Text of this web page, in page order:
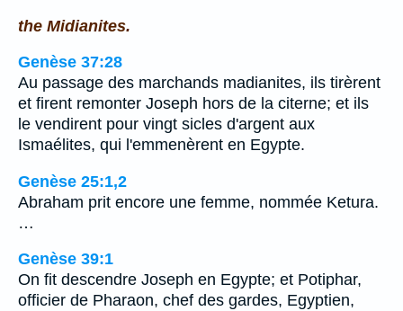
the Midianites.
Genèse 37:28
Au passage des marchands madianites, ils tirèrent
et firent remonter Joseph hors de la citerne; et ils
le vendirent pour vingt sicles d'argent aux
Ismaélites, qui l'emmenèrent en Egypte.
Genèse 25:1,2
Abraham prit encore une femme, nommée Ketura.
…
Genèse 39:1
On fit descendre Joseph en Egypte; et Potiphar,
officier de Pharaon, chef des gardes, Egyptien,